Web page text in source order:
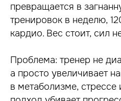
превращается в
тренировок в неделю,
кардио. Вес стоит, сил
Проблема: тренер не
а просто увеличивает
в метаболизме,